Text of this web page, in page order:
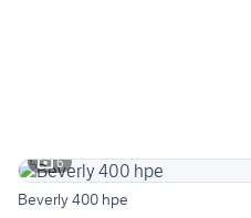
6
Beverly 400 hpe